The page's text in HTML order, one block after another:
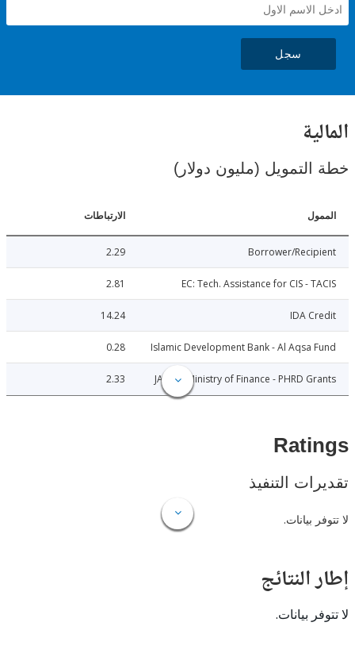
(مليون دولار)
الارتباطات
Borrower/
EC: Tech. Assistance for CIS -
IDA
Islamic Development Bank - Al Aqsa
0.28
JAPAN: Ministry of Finance - PHRD
2.33
التنفيذ
بيانات.
بيانات.